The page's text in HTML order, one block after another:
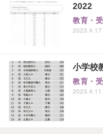
2022
教育・
小学校
教育・